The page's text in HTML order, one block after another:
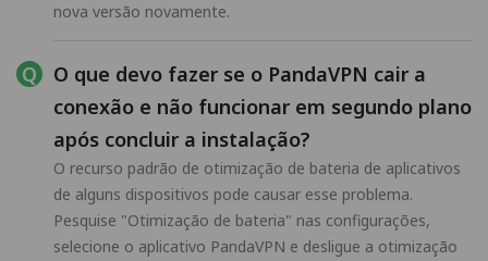
nova versão novamente.
O que devo fazer se o PandaVPN cair a
conexão e não funcionar em segundo plano
após concluir a instalação?
O recurso padrão de otimização de bateria de aplicativos
de alguns dispositivos pode causar esse problema.
Pesquise "Otimização de bateria" nas configurações,
selecione o aplicativo PandaVPN e desligue a otimização